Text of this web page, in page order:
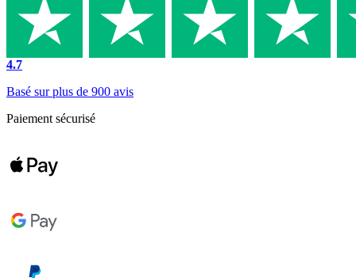
4.7
Basé sur plus de 900 avis
Paiement sécurisé